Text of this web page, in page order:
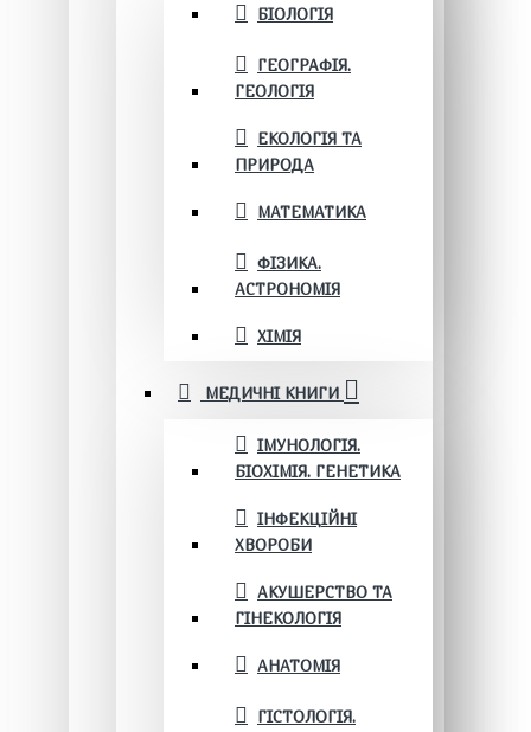
БІОЛОГІЯ
ГЕОГРАФІЯ.
ГЕОЛОГІЯ
ЕКОЛОГІЯ ТА
ПРИРОДА
МАТЕМАТИКА
ФІЗИКА.
АСТРОНОМІЯ
ХІМІЯ
МЕДИЧНІ КНИГИ
ІМУНОЛОГІЯ.
БІОХІМІЯ. ГЕНЕТИКА
ІНФЕКЦІЙНІ
ХВОРОБИ
АКУШЕРСТВО ТА
ГІНЕКОЛОГІЯ
АНАТОМІЯ
ГІСТОЛОГІЯ.